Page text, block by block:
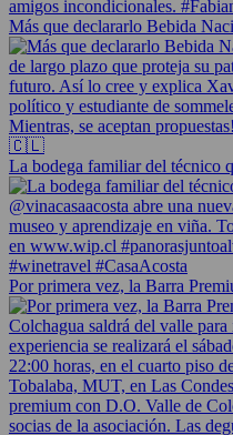
Más que declararlo Bebida
La bodega familiar del técnico
Por primera vez, la Barra